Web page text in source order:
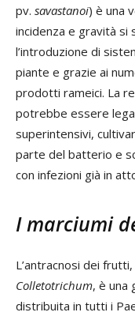
pv. savastanoi) è una
incidenza e gravità
l’introduzione di
piante e grazie ai
prodotti rameici. La
potrebbe essere
superintensivi,
parte del batterio e
con infezioni già in
I marciumi
L’antracnosi dei
Colletotrichum, è una
distribuita in tutti i